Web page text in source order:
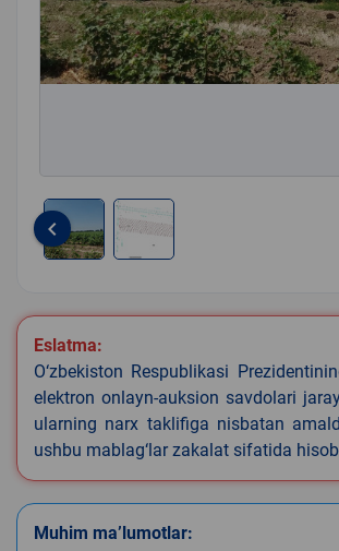
of
2
keyboard_arrow_left
Eslatma:
O‘zbekiston Respublikasi
elektron onlayn-auksion savdolari
ularning narx taklifiga nisbatan
ushbu mablag‘lar zakalat sifatida
Muhim ma’lumotlar: